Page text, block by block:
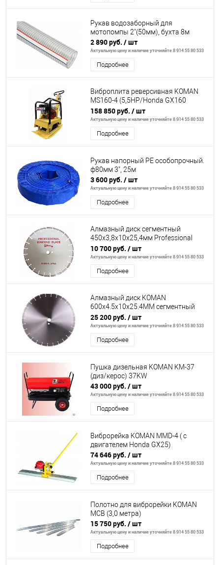
Рукав водозаборный для
мотопомпы 2"(50мм), бухта 8м
2 890 руб. / шт
Актуальную цену и наличие уточняйте 8 914 55 80 533
Подробнее
Виброплита реверсивная KOMAN
MS160-4 (5,5НР/Honda GX160
бензин 149кг)
158 850 руб. / шт
Актуальную цену и наличие уточняйте 8 914 55 80 533
Подробнее
Рукав напорный PE особопрочный.
ф80мм 3", 25м
3 600 руб. / шт
Актуальную цену и наличие уточняйте 8 914 55 80 533
Подробнее
Алмазный диск сегментный
450х3,8х10х25,4мм Рrofessional
бетон/асфальт пр-ва Япония
10 700 руб. / шт
Актуальную цену и наличие уточняйте 8 914 55 80 533
Подробнее
Алмазный диск KOMAN
600x4.5x10x25.4MM сегментный
(асфальт/бетон) пр-ва Япония.
25 200 руб. / шт
Актуальную цену и наличие уточняйте 8 914 55 80 533
Подробнее
Пушка дизельная KOMAN KM-37
(диз/керос) 37KW
43 000 руб. / шт
Актуальную цену и наличие уточняйте 8 914 55 80 533
Подробнее
Виброрейка KOMAN MMD-4 ( с
двигателем Honda GX25)
74 646 руб. / шт
Актуальную цену и наличие уточняйте 8 914 55 80 533
Подробнее
Полотно для виброрейки KOMAN
MCB (3,0 метра)
15 750 руб. / шт
Актуальную цену и наличие уточняйте 8 914 55 80 533
Подробнее